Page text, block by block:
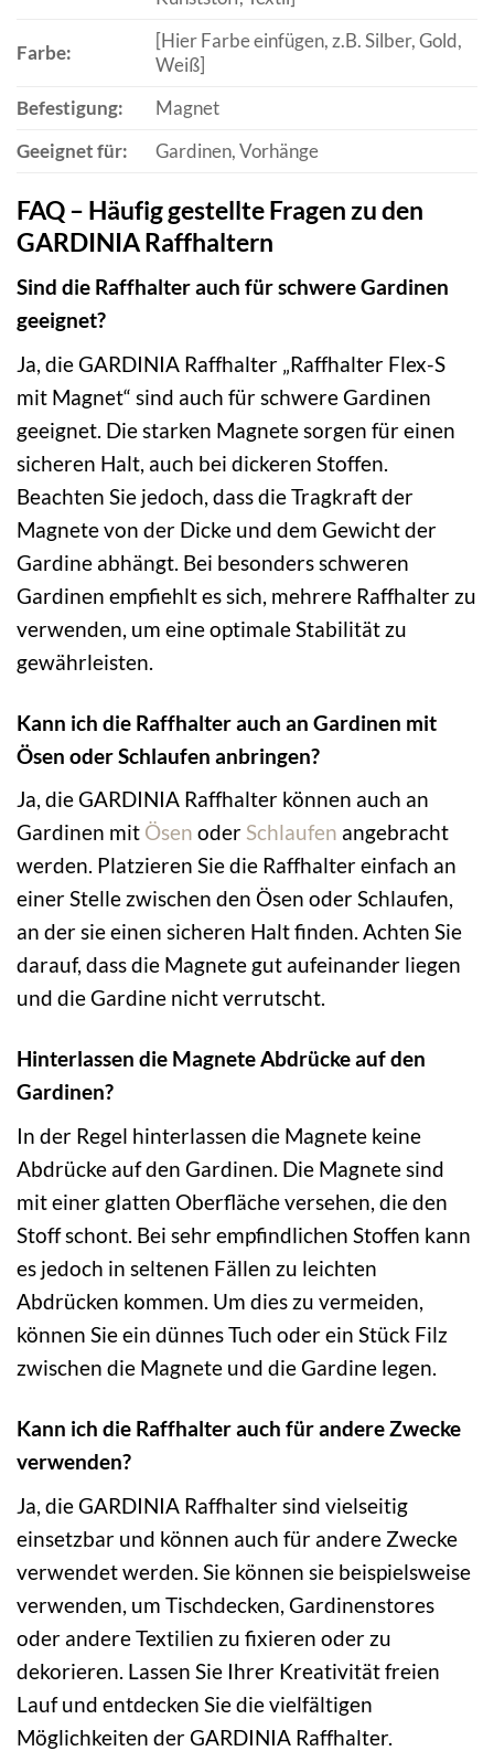
Farbe:
[Hier Farbe einfügen, z.B. Silber, Gold,
Weiß]
Befestigung:
Magnet
Geeignet für:
Gardinen, Vorhänge
FAQ – Häufig gestellte Fragen zu den
GARDINIA Raffhaltern
Sind die Raffhalter auch für schwere Gardinen
geeignet?
Ja, die GARDINIA Raffhalter „Raffhalter Flex-S
mit Magnet“ sind auch für schwere Gardinen
geeignet. Die starken Magnete sorgen für einen
sicheren Halt, auch bei dickeren Stoffen.
Beachten Sie jedoch, dass die Tragkraft der
Magnete von der Dicke und dem Gewicht der
Gardine abhängt. Bei besonders schweren
Gardinen empfiehlt es sich, mehrere Raffhalter zu
verwenden, um eine optimale Stabilität zu
gewährleisten.
Kann ich die Raffhalter auch an Gardinen mit
Ösen oder Schlaufen anbringen?
Ja, die GARDINIA Raffhalter können auch an
Gardinen mit Ösen oder Schlaufen angebracht
werden. Platzieren Sie die Raffhalter einfach an
einer Stelle zwischen den Ösen oder Schlaufen,
an der sie einen sicheren Halt finden. Achten Sie
darauf, dass die Magnete gut aufeinander liegen
und die Gardine nicht verrutscht.
Hinterlassen die Magnete Abdrücke auf den
Gardinen?
In der Regel hinterlassen die Magnete keine
Abdrücke auf den Gardinen. Die Magnete sind
mit einer glatten Oberfläche versehen, die den
Stoff schont. Bei sehr empfindlichen Stoffen kann
es jedoch in seltenen Fällen zu leichten
Abdrücken kommen. Um dies zu vermeiden,
können Sie ein dünnes Tuch oder ein Stück Filz
zwischen die Magnete und die Gardine legen.
Kann ich die Raffhalter auch für andere Zwecke
verwenden?
Ja, die GARDINIA Raffhalter sind vielseitig
einsetzbar und können auch für andere Zwecke
verwendet werden. Sie können sie beispielsweise
verwenden, um Tischdecken, Gardinenstores
oder andere Textilien zu fixieren oder zu
dekorieren. Lassen Sie Ihrer Kreativität freien
Lauf und entdecken Sie die vielfältigen
Möglichkeiten der GARDINIA Raffhalter.